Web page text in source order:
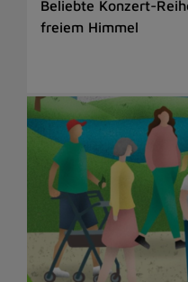
Beliebte Konzert-
freiem Himmel